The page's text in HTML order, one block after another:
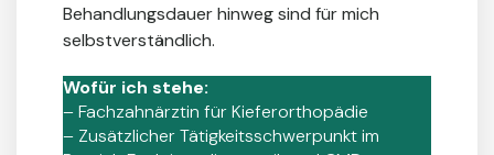
Behandlungsdauer hinweg sind für mich
selbstverständlich.
Wofür ich stehe:
– Fachzahnärztin für Kieferorthopädie
– Zusätzlicher Tätigkeitsschwerpunkt im